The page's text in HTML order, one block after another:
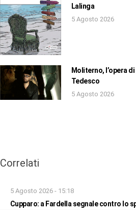
Lalinga
5 Agosto 2026
Moliterno, l’opera
Tedesco
5 Agosto 2026
Correlati
5 Agosto 2026 - 15:18
Cupparo: a Fardella segnale contro lo